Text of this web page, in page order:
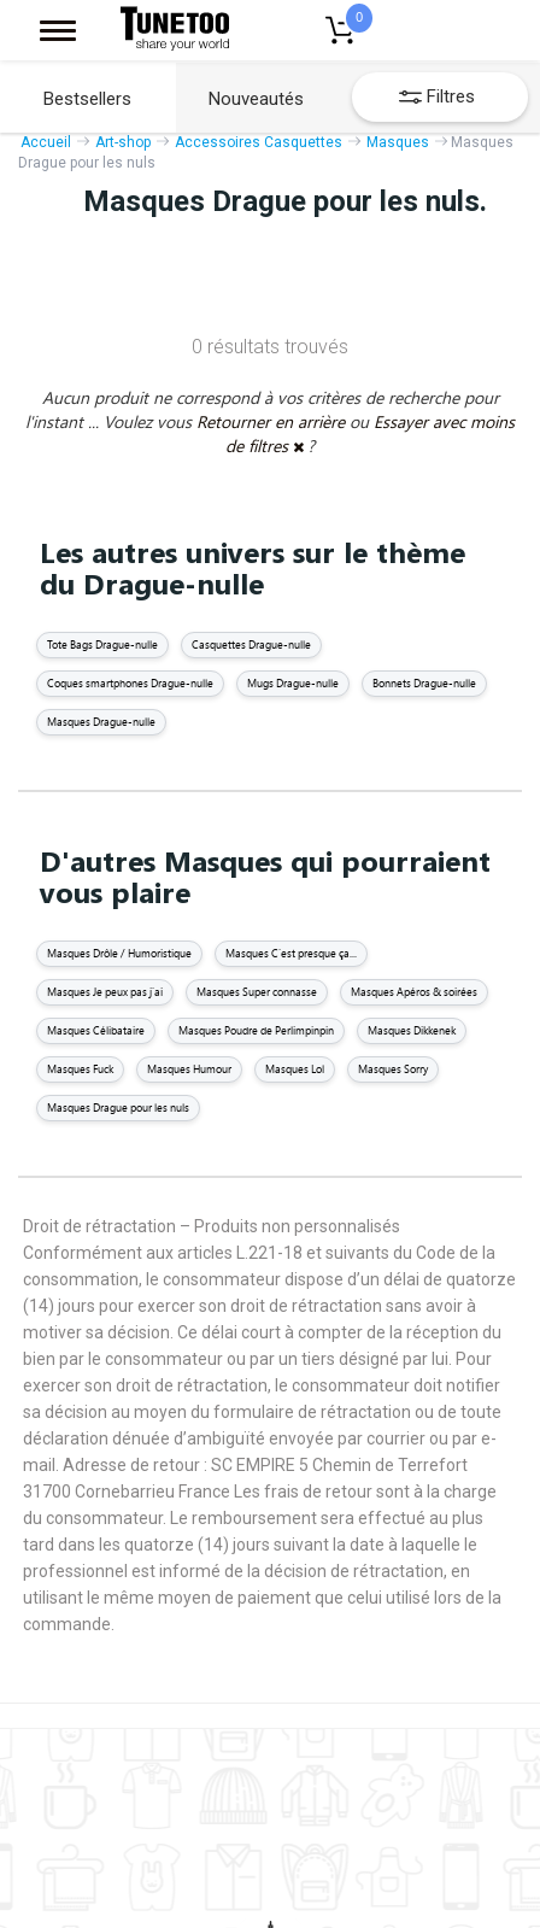
0
Bestsellers Nouveautés Filtres
Accueil Art-shop Accessoires Casquettes Masques
Masques
Drague pour les nuls
Masques Drague pour les nuls.
0 résultats trouvés
Aucun produit ne correspond à vos critères de recherche pour
l'instant ... Voulez vous Retourner en arrière ou Essayer avec moins
de filtres
?
Les autres univers sur le thème
du Drague-nulle
Tote Bags Drague-nulle Casquettes Drague-nulle
Coques smartphones Drague-nulle Mugs Drague-nulle Bonnets Drague-nulle
Masques Drague-nulle
D'autres Masques qui pourraient
vous plaire
Masques Drôle / Humoristique Masques C'est presque ça...
Masques Je peux pas j'ai Masques Super connasse Masques Apéros & soirées
Masques Célibataire Masques Poudre de Perlimpinpin Masques Dikkenek
Masques Fuck Masques Humour Masques Lol Masques Sorry
Masques Drague pour les nuls
Droit de rétractation – Produits non personnalisés
Conformément aux articles L.221-18 et suivants du Code de la
consommation, le consommateur dispose d’un délai de quatorze
(14) jours pour exercer son droit de rétractation sans avoir à
motiver sa décision. Ce délai court à compter de la réception du
bien par le consommateur ou par un tiers désigné par lui. Pour
exercer son droit de rétractation, le consommateur doit notifier
sa décision au moyen du formulaire de rétractation ou de toute
déclaration dénuée d’ambiguïté envoyée par courrier ou par e-
mail. Adresse de retour : SC EMPIRE 5 Chemin de Terrefort
31700 Cornebarrieu France Les frais de retour sont à la charge
du consommateur. Le remboursement sera effectué au plus
tard dans les quatorze (14) jours suivant la date à laquelle le
professionnel est informé de la décision de rétractation, en
utilisant le même moyen de paiement que celui utilisé lors de la
commande.